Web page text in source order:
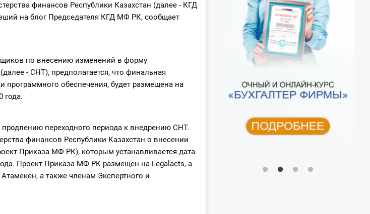
финансов Республики Казахстан (далее - КГД
на блог Председателя КГД МФ РК, сообщает
по внесению изменений в форму
- СНТ), предполагается, что финальная
программного обеспечения, будет размещена на
года.
переходного периода к внедрению СНТ.
финансов Республики Казахстан о внесении
Приказа МФ РК), которым устанавливается дата
Проект Приказа МФ РК размещен на Legalacts, а
а также членам Экспертного и